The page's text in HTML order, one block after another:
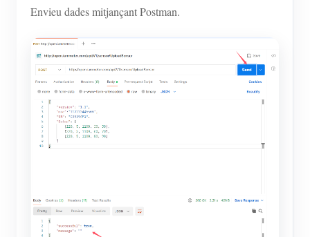
Envieu dades mitjançant Postman.